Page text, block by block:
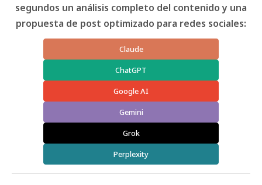
segundos un análisis completo del contenido y una
propuesta de post optimizado para redes sociales:
Claude
ChatGPT
Google AI
Gemini
Grok
Perplexity